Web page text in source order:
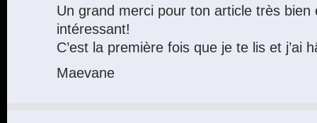
Un grand merci pour ton article très bien
intéressant!
C’est la première fois que je te lis et j’ai
Maevane